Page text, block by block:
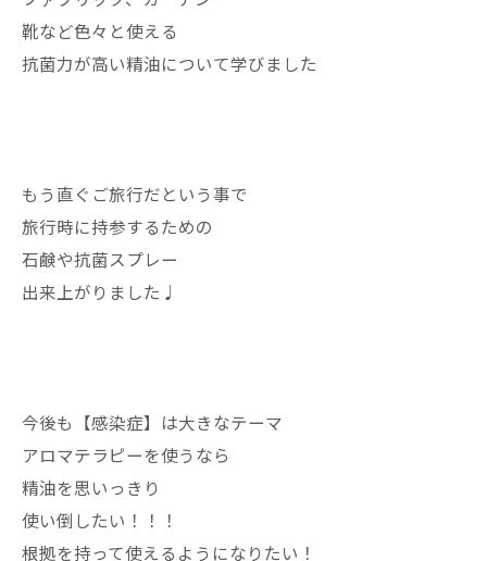
靴など色々と使える
抗菌力が高い精油について学びました
もう直ぐご旅行だという事で
旅行時に持参するための
石鹸や抗菌スプレー
出来上がりました♩
今後も【感染症】は大きなテーマ
アロマテラピーを使うなら
精油を思いっきり
使い倒したい！！！
根拠を持って使えるようになりたい！